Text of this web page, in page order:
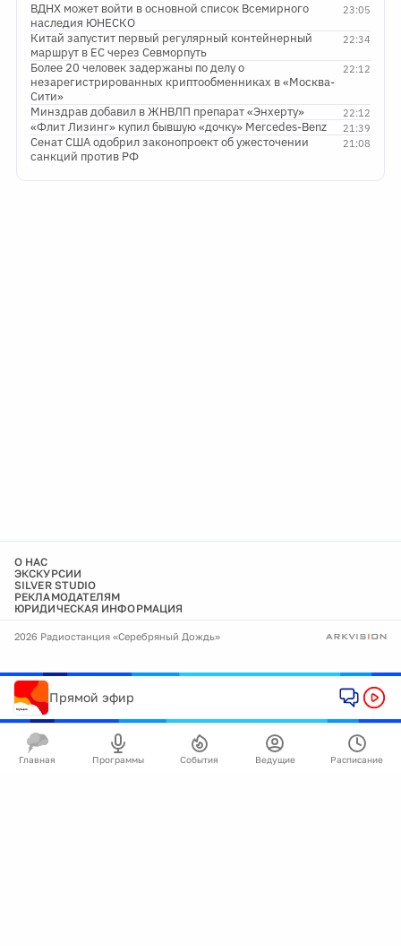
23:05
ВДНХ может войти в основной список Всемирного
наследия ЮНЕСКО
22:34
Китай запустит первый регулярный контейнерный
маршрут в ЕС через Севморпуть
22:12
Более 20 человек задержаны по делу о
незарегистрированных криптообменниках в «Москва-
Сити»
22:12
Минздрав добавил в ЖНВЛП препарат «Энхерту»
21:39
«Флит Лизинг» купил бывшую «дочку» Mercedes-Benz
21:08
Сенат США одобрил законопроект об ужесточении
санкций против РФ
О НАС
ЭКСКУРСИИ
SILVER STUDIO
РЕКЛАМОДАТЕЛЯМ
ЮРИДИЧЕСКАЯ ИНФОРМАЦИЯ
2026 Радиостанция «Серебряный Дождь»
Прямой эфир
Главная Программы События Ведущие Расписание